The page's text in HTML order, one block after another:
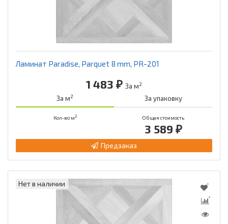
Ламинат Paradise, Parquet 8 mm, PR-201
1 483 ₽ За м2
За м2 За упаковку
Кол-во м2 Общая стоимость
3 589 ₽
Предзаказ
Нет в наличии